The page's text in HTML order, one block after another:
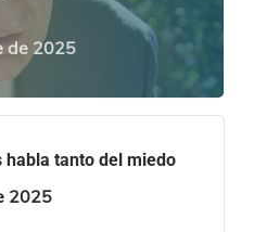
de 2025
habla tanto del miedo
2025